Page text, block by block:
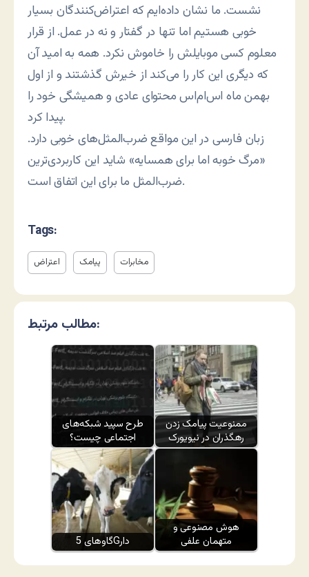
نشست. ما نشان داده‌ایم که اعتراض‌کنندگان بسیار
خوبی هستیم اما تنها در گفتار و نه در عمل. از قرار
معلوم کسی موبایلش را خاموش نکرد. همه به امید آن
که دیگری این کار را می‌کند از خیرش گذشتند و از اول
بهمن ماه اس‌ام‌اس محتوای عادی و همیشگی خود را
پیدا کرد.
زبان فارسی در این مواقع ضرب‌المثل‌های خوبی دارد.
«مرگ خوبه اما برای همسایه» شاید این کاربردی‌ترین
ضرب‌المثل ما برای این اتفاق است.
Tags:
اعتراض پیامک مخابرات
مطالب مرتبط:
طرح سپید شبکه‌های
اجتماعی چیست؟
ممنوعیت پیامک زدن
رهگذران در نیویورک
گاوهای 5Gدار
هوش مصنوعی و
متهمان علفی